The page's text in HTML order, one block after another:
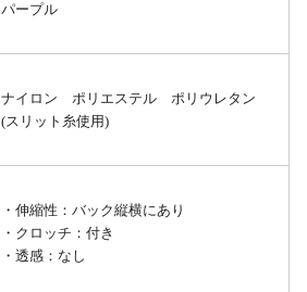
パープル
ナイロン ポリエステル ポリウレタン
(スリット糸使用)
・伸縮性：バック縦横にあり
・クロッチ：付き
・透感：なし